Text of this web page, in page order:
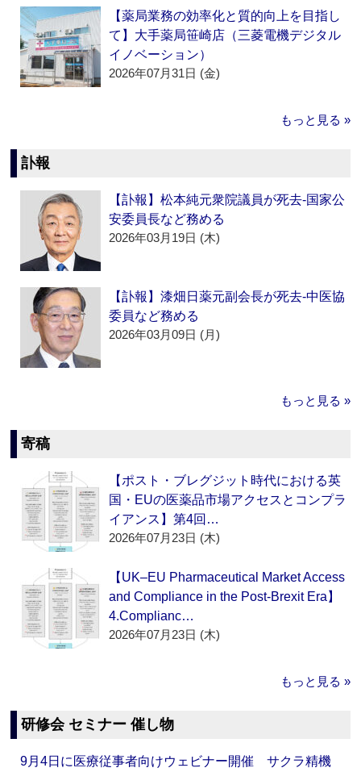
【薬局業務の効率化と質的向上を目指し
て】大手薬局笹崎店（三菱電機デジタル
イノベーション）
2026年07月31日 (金)
もっと見る »
訃報
【訃報】松本純元衆院議員が死去‐国家公
安委員長など務める
2026年03月19日 (木)
【訃報】漆畑日薬元副会長が死去‐中医協
委員など務める
2026年03月09日 (月)
もっと見る »
寄稿
【ポスト・ブレグジット時代における英
国・EUの医薬品市場アクセスとコンプラ
イアンス】第4回…
2026年07月23日 (木)
【UK–EU Pharmaceutical Market Access
and Compliance in the Post-Brexit Era】
4.Complianc…
2026年07月23日 (木)
もっと見る »
研修会 セミナー 催し物
9月4日に医療従事者向けウェビナー開催 サクラ精機